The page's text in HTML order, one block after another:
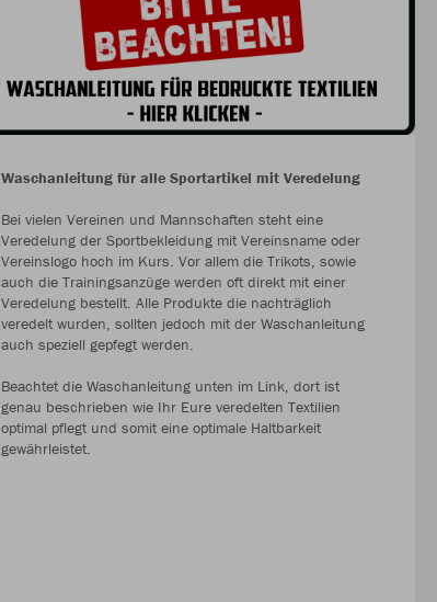
Waschanleitung für alle Sportartikel mit Veredelung
Bei vielen Vereinen und Mannschaften steht eine
Veredelung der Sportbekleidung mit Vereinsname oder
Vereinslogo hoch im Kurs. Vor allem die Trikots, sowie
auch die Trainingsanzüge werden oft direkt mit einer
Veredelung bestellt. Alle Produkte die nachträglich
veredelt wurden, sollten jedoch mit der Waschanleitung
auch speziell gepfegt werden.
Beachtet die Waschanleitung unten im Link, dort ist
genau beschrieben wie Ihr Eure veredelten Textilien
optimal pflegt und somit eine optimale Haltbarkeit
gewährleistet.